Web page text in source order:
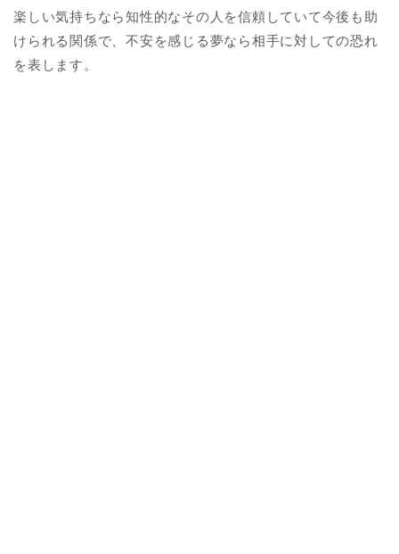
楽しい気持ちなら知性的なその人を信頼していて今後も助
けられる関係で、不安を感じる夢なら相手に対しての恐れ
を表します。